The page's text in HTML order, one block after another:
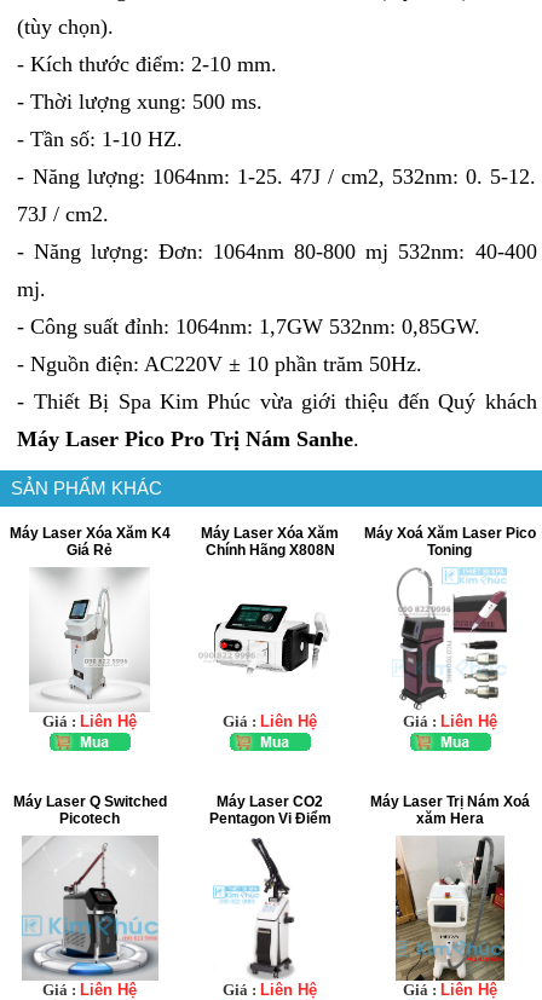
(tùy chọn).
- Kích thước điểm: 2-10 mm.
- Thời lượng xung: 500 ms.
- Tần số: 1-10 HZ.
- Năng lượng: 1064nm: 1-25. 47J / cm2, 532nm: 0. 5-12.
73J / cm2.
- Năng lượng: Đơn: 1064nm 80-800 mj 532nm: 40-400
mj.
- Công suất đỉnh: 1064nm: 1,7GW 532nm: 0,85GW.
- Nguồn điện: AC220V ± 10 phần trăm 50Hz.
- Thiết Bị Spa Kim Phúc vừa giới thiệu đến Quý khách
Máy Laser Pico Pro Trị Nám Sanhe.
SẢN PHẨM KHÁC
Máy Laser Xóa Xăm K4
Giá Rẻ
Giá : Liên Hệ
Máy Laser Xóa Xăm
Chính Hãng X808N
Giá : Liên Hệ
Máy Xoá Xăm Laser Pico
Toning
Giá : Liên Hệ
Máy Laser Q Switched
Picotech
Giá : Liên Hệ
Máy Laser CO2
Pentagon Vi Điểm
Giá : Liên Hệ
Máy Laser Trị Nám Xoá
xăm Hera
Giá : Liên Hệ